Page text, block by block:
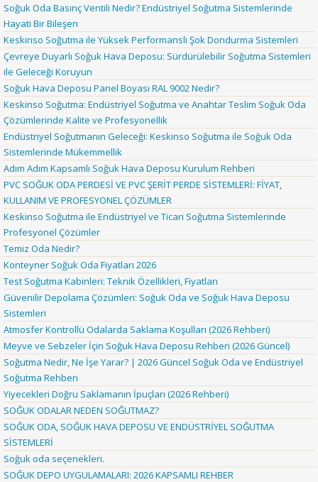
Soğuk Oda Basınç Ventili Nedir? Endüstriyel Soğutma Sistemlerinde
Hayati Bir Bileşen
Keskinso Soğutma ile Yüksek Performanslı Şok Dondurma Sistemleri
Çevreye Duyarlı Soğuk Hava Deposu: Sürdürülebilir Soğutma Sistemleri
ile Geleceği Koruyun
Soğuk Hava Deposu Panel Boyası RAL 9002 Nedir?
Keskinso Soğutma: Endüstriyel Soğutma ve Anahtar Teslim Soğuk Oda
Çözümlerinde Kalite ve Profesyonellik
Endüstriyel Soğutmanın Geleceği: Keskinso Soğutma ile Soğuk Oda
Sistemlerinde Mükemmellik
Adım Adım Kapsamlı Soğuk Hava Deposu Kurulum Rehberi
PVC SOĞUK ODA PERDESİ VE PVC ŞERİT PERDE SİSTEMLERİ: FİYAT,
KULLANIM VE PROFESYONEL ÇÖZÜMLER
Keskinso Soğutma ile Endüstriyel ve Ticari Soğutma Sistemlerinde
Profesyonel Çözümler
Temiz Oda Nedir?
Konteyner Soğuk Oda Fiyatları 2026
Test Soğutma Kabinleri: Teknik Özellikleri, Fiyatları
Güvenilir Depolama Çözümleri: Soğuk Oda ve Soğuk Hava Deposu
Sistemleri
Atmosfer Kontrollü Odalarda Saklama Koşulları (2026 Rehberi)
Meyve ve Sebzeler İçin Soğuk Hava Deposu Rehberi (2026 Güncel)
Soğutma Nedir, Ne İşe Yarar? | 2026 Güncel Soğuk Oda ve Endüstriyel
Soğutma Rehberi
Yiyecekleri Doğru Saklamanın İpuçları (2026 Rehberi)
SOĞUK ODALAR NEDEN SOĞUTMAZ?
SOĞUK ODA, SOĞUK HAVA DEPOSU VE ENDÜSTRİYEL SOĞUTMA
SİSTEMLERİ
Soğuk oda seçenekleri.
SOĞUK DEPO UYGULAMALARI: 2026 KAPSAMLI REHBER